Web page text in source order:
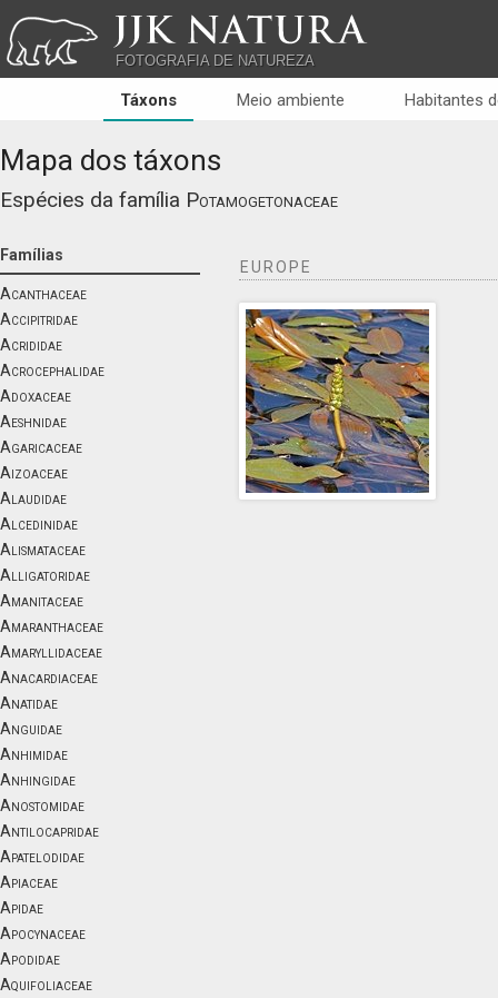
JJK NATURA
FOTOGRAFIA DE NATUREZA
Táxons Meio ambiente Habitantes
Mapa dos táxons
Espécies da família Potamogetonaceae
Famílias
Acanthaceae
Accipitridae
Acrididae
Acrocephalidae
Adoxaceae
Aeshnidae
Agaricaceae
Aizoaceae
Alaudidae
Alcedinidae
Alismataceae
Alligatoridae
Amanitaceae
Amaranthaceae
Amaryllidaceae
Anacardiaceae
Anatidae
Anguidae
Anhimidae
Anhingidae
Anostomidae
Antilocapridae
Apatelodidae
Apiaceae
Apidae
Apocynaceae
Apodidae
Aquifoliaceae
EUROPE